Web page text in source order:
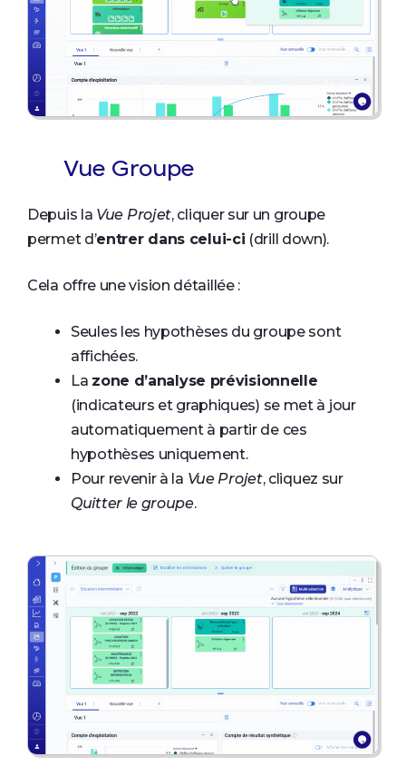
Vue Groupe
Depuis la Vue Projet, cliquer sur un groupe
permet d’entrer dans celui-ci (drill down).
Cela offre une vision détaillée :
Seules les hypothèses du groupe sont
affichées.
La zone d’analyse prévisionnelle
(indicateurs et graphiques) se met à jour
automatiquement à partir de ces
hypothèses uniquement.
Pour revenir à la Vue Projet, cliquez sur
Quitter le groupe.